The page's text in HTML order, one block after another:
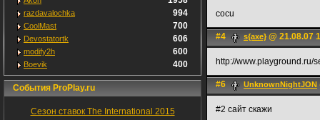
razdavalochka 994
CoolMast 700
Devostatortk 606
modify2h 600
Boevik 400
События ProPlay.ru
Сезон ставок The International 2015
cocu
#4 s{axe}@ 21.08.07
http://www.playground.ru/
#6 UnknownNightJON
#2 сайт скажи